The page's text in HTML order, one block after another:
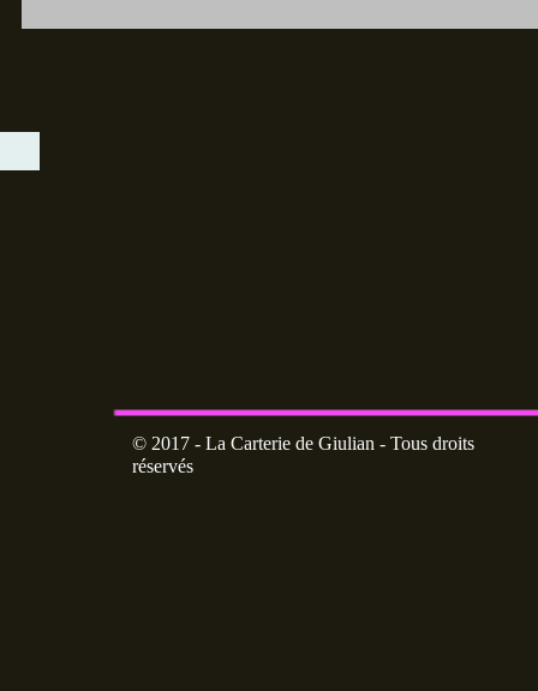
© 2017 - La Carterie de Giulian - Tous droits
réservés